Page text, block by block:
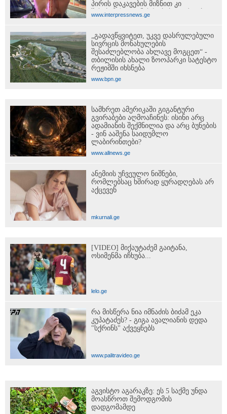
პირის დაკავების მიზნით კი
შესაბამისი ღონისძიებები ტარდება
www.interpressnews.ge
„გადავწყვიტეთ, უკვე დასრულებული
სივრცის მონახულების
შესაძლებლობა ახლავე მოგცეთ“ -
თბილისის ახალი ზოოპარკი სატესტო
რეჟიმში იხსნება
www.bpn.ge
სამხრეთ ამერიკაში გიგანტური
გვირაბები აღმოაჩინეს: ისინი არც
ადამიანის შექმნილია და არც ბუნების
- ვინ ააშენა საიდუმლო
ლაბირინთები?
www.allnews.ge
ანემიის უჩვეულო ნიშნები,
რომლებსაც ხშირად ყურადღებას არ
აქცევენ
mkurnali.ge
[VIDEO] მიქაუტაძემ გაიტანა,
ოსიმენმა იჩხუბა...
lelo.ge
რა მისწერა ნია იმნაძის ბიძამ ეკა
კუპატაძეს? - გიგა ავალიანის დედა
"სქრინს" აქვეყნებს
www.palitravideo.ge
აგვისტო აგარაკზე: ეს 5 საქმე უნდა
მოასწროთ შემოდგომის
დადგომამდე